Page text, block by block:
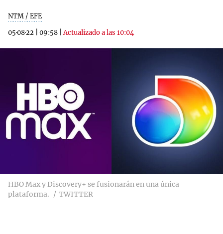
NTM / EFE
05·08·22
09:58 |Actualizado a las 10:04
HBO Max y Discovery+ se fusionarán en una única
plataforma.
TWITTER